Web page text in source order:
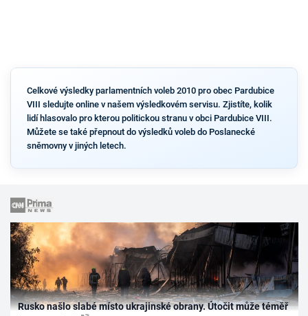
Celkové výsledky parlamentních voleb 2010 pro obec Pardubice
VIII sledujte online v našem výsledkovém servisu. Zjistíte, kolik
lidí hlasovalo pro kterou politickou stranu v obci Pardubice VIII.
Můžete se také přepnout do výsledků voleb do Poslanecké
sněmovny v jiných letech.
Rusko našlo slabé místo ukrajinské obrany. Útočit může téměř